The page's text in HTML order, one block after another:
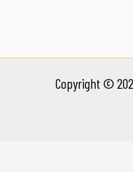
Copyright ©